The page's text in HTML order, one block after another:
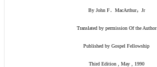
By John F．MacArthur，Jr
Translated by permission Of the Author
Published by Gospel Fellowship
Third Edition , May , 1990